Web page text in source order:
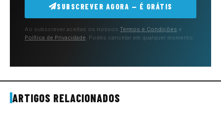
SUBSCREVER AGORA — É GRÁTIS
Ao subscrever aceitas os nossos Termos e Condições e
Política de Privacidade. Podes cancelar em qualquer momento.
ARTIGOS RELACIONADOS